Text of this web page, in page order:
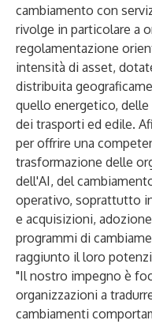
cambiamento con
rivolge in particolare a
regolamentazione
intensità di asset,
distribuita
quello energetico,
dei trasporti ed edile.
per offrire una
trasformazione delle
dell'AI, del
operativo, soprattutto
e acquisizioni,
programmi di
raggiunto il loro
"Il nostro impegno è
organizzazioni a
cambiamenti